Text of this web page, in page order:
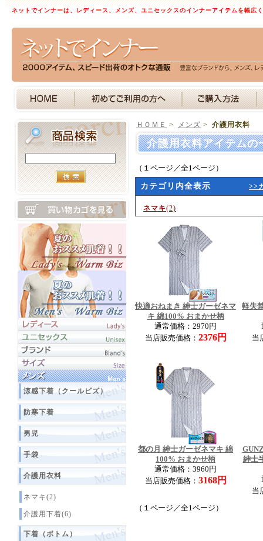
ネットでインナーは、レディース、メンズ、ユニセックスのインナーアイテムを幅広
涼感下着（クールビズ）
防寒下着
男児
手袋
介護用衣料
ネマキ(2)
介護用下着(6)
下着（ボトム）
ＨＯＭＥ > メンズ > 介護用衣料
介護用衣料アイテム
（１ページ／全1ページ）
カテゴリ内全表示 >>
ネマキ(2)
快適おねまき 紳士ガーゼネマ
キ 綿100% おまかせ柄
通常価格：2970円
当店販売価格： 2376円
軽失
当
都の月 紳士ガーゼネマキ 綿
100% おまかせ柄
通常価格：3960円
当店販売価格： 3168円
紳士
当
（１ページ／全1ページ）